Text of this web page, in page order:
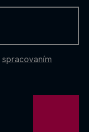
spracovaním